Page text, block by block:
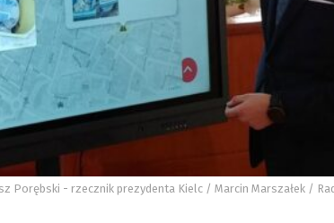
Porębski - rzecznik prezydenta Kielc / Marcin Marszałek /